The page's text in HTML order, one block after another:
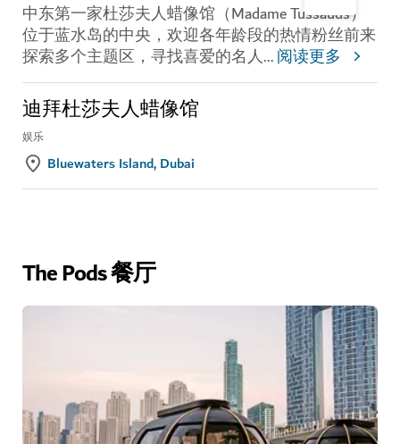
中东第一家杜莎夫人蜡像馆（Madame Tussauds）
位于蓝水岛的中央，欢迎各年龄段的热情粉丝前来
探索多个主题区，寻找喜爱的名人...阅读更多
迪拜杜莎夫人蜡像馆
娱乐
Bluewaters Island, Dubai
The Pods 餐厅